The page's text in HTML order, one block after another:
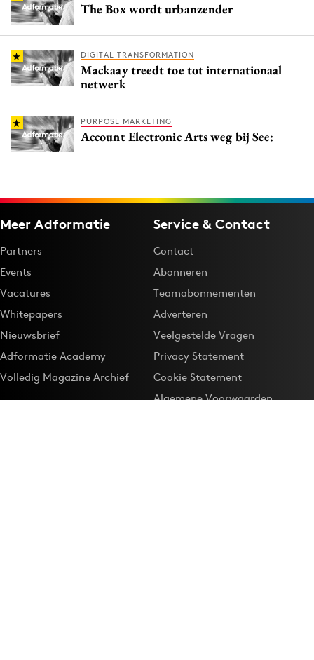
The Box wordt urbanzender
DIGITAL TRANSFORMATION
Mackaay treedt toe tot internationaal
netwerk
PURPOSE MARKETING
Account Electronic Arts weg bij See:
Meer Adformatie
Partners
Events
Vacatures
Whitepapers
Nieuwsbrief
Adformatie Academy
Volledig Magazine Archief
Service & Contact
Contact
Abonneren
Teamabonnementen
Adverteren
Veelgestelde Vragen
Privacy Statement
Cookie Statement
Algemene Voorwaarden